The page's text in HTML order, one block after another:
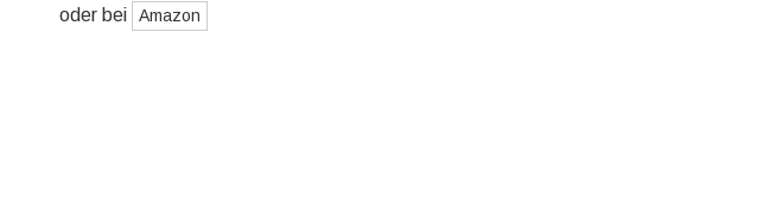
oder bei
Amazon